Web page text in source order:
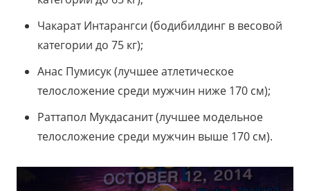
Чакарат Интарангси (бодибилдинг в весовой
категории до 75 кг);
Анас Пумисук (лучшее атлетическое
телосложение среди мужчин ниже 170 см);
Раттапол Мукдасанит (лучшее модельное
телосложение среди мужчин выше 170 см).